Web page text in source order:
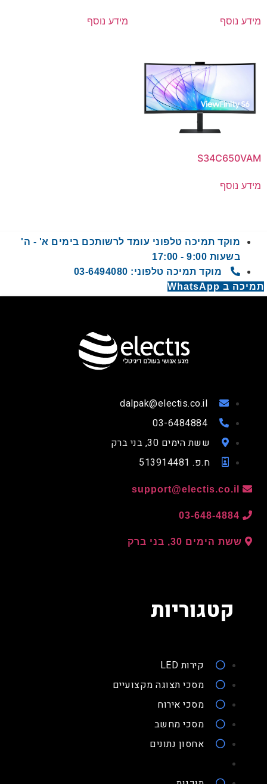
מידע נוסף מידע נוסף
S34C650VAM
מידע נוסף
מוקד תמיכה טלפוני עומד לרשותכם בימים א' - ה'
בשעות 9:00 - 17:00
מוקד תמיכה טלפוני: 03-6494080
תמיכה ב WhatsApp
dalpak@electis.co.il
03-6484884
ששת הימים 30, בני ברק
ח.פ. 513914481
support@electis.co.il
03-648-4884
ששת הימים 30, בני ברק
קטגוריות
קירות LED
מסכי תצוגה מקצועיים
מסכי אירוח
מסכי מחשב
אחסון נתונים